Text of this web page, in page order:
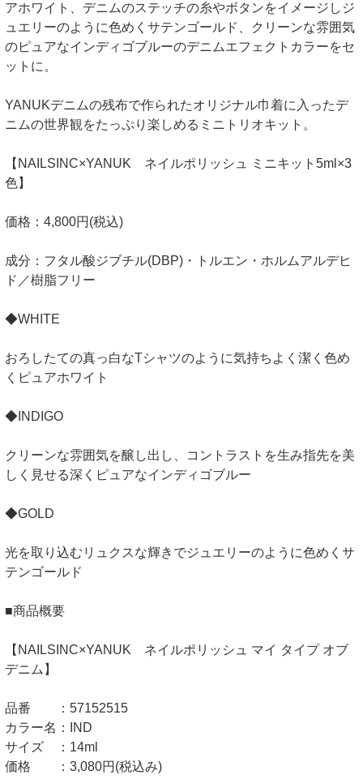
アホワイト、デニムのステッチの糸やボタンをイメージしジ
ュエリーのように色めくサテンゴールド、クリーンな雰囲気
のピュアなインディゴブルーのデニムエフェクトカラーをセ
ットに。
YANUKデニムの残布で作られたオリジナル巾着に入ったデ
ニムの世界観をたっぷり楽しめるミニトリオキット。
【NAILSINC×YANUK ネイルポリッシュ ミニキット5ml×3
色】
価格：4,800円(税込)
成分：フタル酸ジブチル(DBP)・トルエン・ホルムアルデヒ
ド／樹脂フリー
◆WHITE
おろしたての真っ白なTシャツのように気持ちよく潔く色め
くピュアホワイト
◆INDIGO
クリーンな雰囲気を醸し出し、コントラストを生み指先を美
しく見せる深くピュアなインディゴブルー
◆GOLD
光を取り込むリュクスな輝きでジュエリーのように色めくサ
テンゴールド
■商品概要
【NAILSINC×YANUK ネイルポリッシュ マイ タイプ オブ
デニム】
品番 ：57152515
カラー名：IND
サイズ ：14ml
価格 ：3,080円(税込み)